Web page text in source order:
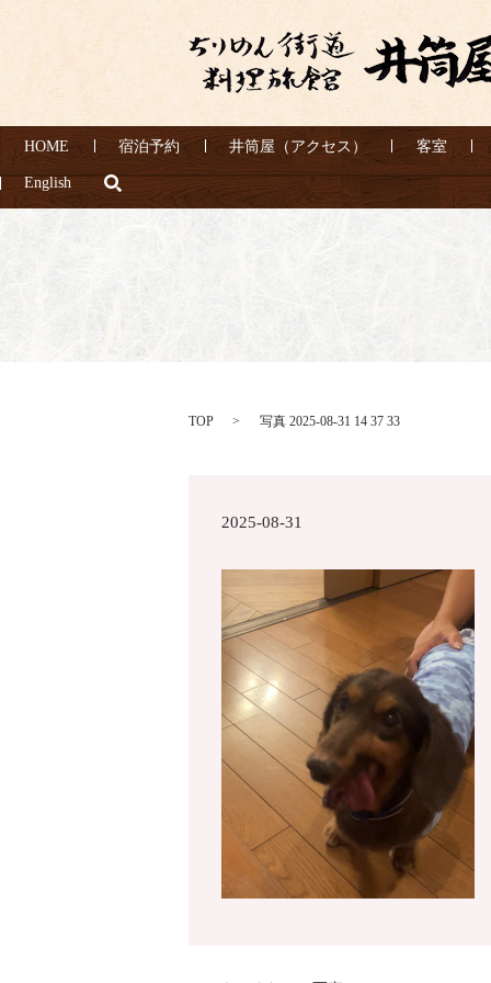
HOME 宿泊予約 井筒屋（アクセス） 客室
English
TOP 写真 2025-08-31 14 37 33
2025-08-31